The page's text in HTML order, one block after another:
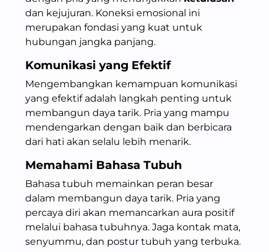
dan kejujuran. Koneksi emosional ini
merupakan fondasi yang kuat untuk
hubungan jangka panjang.
Komunikasi yang Efektif
Mengembangkan kemampuan komunikasi
yang efektif adalah langkah penting untuk
membangun daya tarik. Pria yang mampu
mendengarkan dengan baik dan berbicara
dari hati akan selalu lebih menarik.
Memahami Bahasa Tubuh
Bahasa tubuh memainkan peran besar
dalam membangun daya tarik. Pria yang
percaya diri akan memancarkan aura positif
melalui bahasa tubuhnya. Jaga kontak mata,
senyummu, dan postur tubuh yang terbuka.